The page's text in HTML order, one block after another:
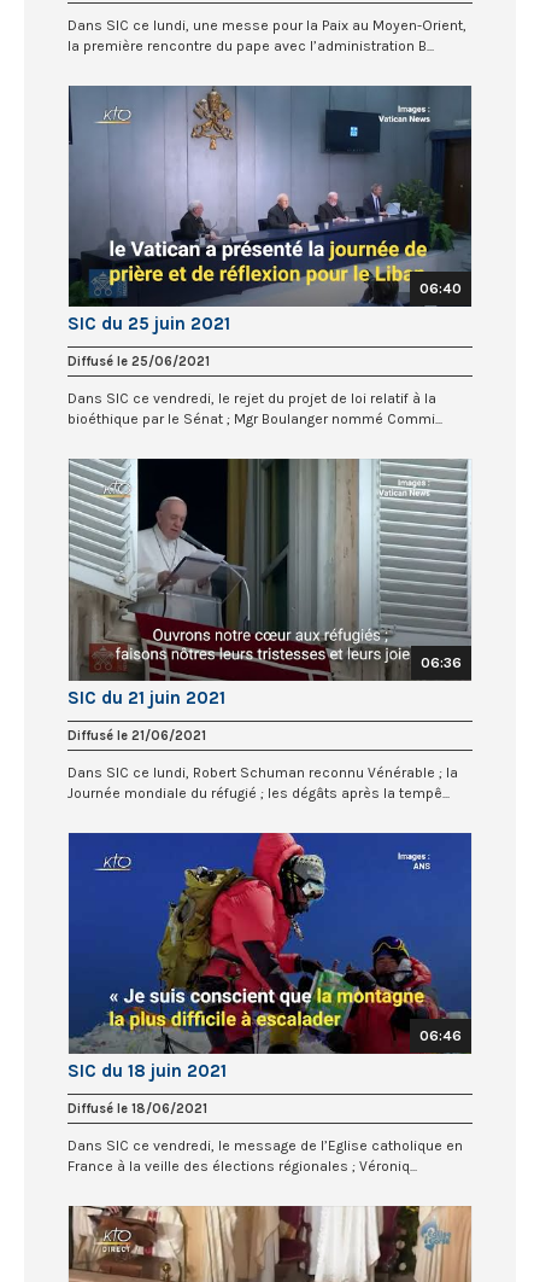
Dans SIC ce lundi, une messe pour la Paix au Moyen-Orient,
la première rencontre du pape avec l’administration B...
06:40
SIC du 25 juin 2021
Diffusé le 25/06/2021
Dans SIC ce vendredi, le rejet du projet de loi relatif à la
bioéthique par le Sénat ; Mgr Boulanger nommé Commi...
06:36
SIC du 21 juin 2021
Diffusé le 21/06/2021
Dans SIC ce lundi, Robert Schuman reconnu Vénérable ; la
Journée mondiale du réfugié ; les dégâts après la tempê...
06:46
SIC du 18 juin 2021
Diffusé le 18/06/2021
Dans SIC ce vendredi, le message de l’Eglise catholique en
France à la veille des élections régionales ; Véroniq...